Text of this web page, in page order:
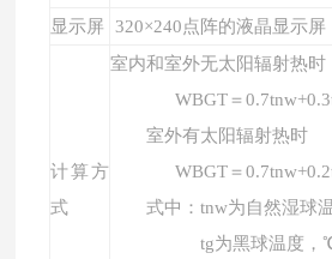
显示屏 320×240点阵的液晶显示屏
计算方
式
室内和室外无太阳辐射热时
WBGT＝
室外有太阳辐射热时
WBGT＝
式中：tnw为自然湿球
tg为黑球温度，℃